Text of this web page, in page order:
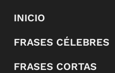
INICIO
FRASES CÉLEBRES
FRASES CORTAS